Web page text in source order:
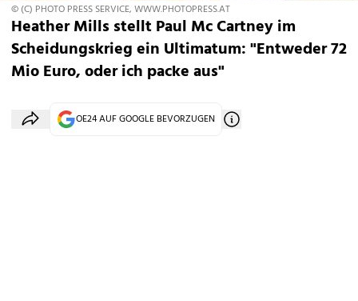
© (C) PHOTO PRESS SERVICE, WWW.PHOTOPRESS.AT
Heather Mills stellt Paul Mc Cartney im
Scheidungskrieg ein Ultimatum: "Entweder 72
Mio Euro, oder ich packe aus"
OE24 AUF GOOGLE BEVORZUGEN